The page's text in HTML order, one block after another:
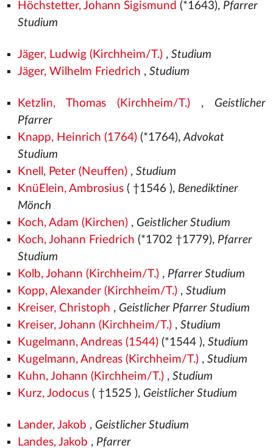
Höchstetter, Johann Sigismund (*1643), Pfarrer
Studium
Jäger, Ludwig (Kirchheim/T.), Studium
Jäger, Wilhelm Friedrich , Studium
Ketzlin, Thomas (Kirchheim/T.), Geistlicher
Pfarrer
Knapp, Heinrich (1764)(*1764),Advokat
Studium
Knell, Peter (Neuffen), Studium
KnüElein, Ambrosius( †1546 ), Benediktiner
Mönch
Koch, Adam (Kirchen), Geistlicher Studium
Koch, Johann Friedrich (*1702 †1779), Pfarrer
Studium
Kolb, Johann (Kirchheim/T.), Pfarrer Studium
Kopp, Alexander (Kirchheim/T.), Studium
Kreiser, Christoph , Geistlicher Pfarrer Studium
Kreiser, Johann (Kirchheim/T.), Studium
Kugelmann, Andreas (1544)(*1544 ), Studium
Kugelmann, Andreas (Kirchheim/T.), Studium
Kuhn, Johann (Kirchheim/T.), Studium
Kurz, Jodocus( †1525 ), Geistlicher Studium
Lander, Jakob , Geistlicher Studium
Landes, Jakob , Pfarrer